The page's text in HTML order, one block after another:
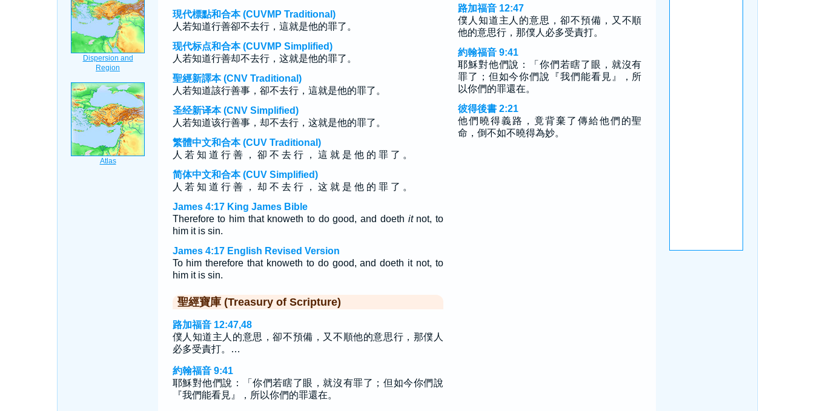
現代標點和合本 (CUVMP Traditional)
人若知道行善卻不去行，這就是他的罪了。
现代标点和合本 (CUVMP Simplified)
人若知道行善却不去行，这就是他的罪了。
聖經新譯本 (CNV Traditional)
人若知道該行善事，卻不去行，這就是他的罪了。
圣经新译本 (CNV Simplified)
人若知道该行善事，却不去行，这就是他的罪了。
繁體中文和合本 (CUV Traditional)
人 若 知 道 行 善 ， 卻 不 去 行 ， 這 就 是 他 的 罪 了 。
简体中文和合本 (CUV Simplified)
人 若 知 道 行 善 ， 却 不 去 行 ， 这 就 是 他 的 罪 了 。
James 4:17 King James Bible
Therefore to him that knoweth to do good, and doeth itnot, to
him it is sin.
James 4:17 English Revised Version
To him therefore that knoweth to do good, and doeth it not, to
him it is sin.
聖經寶庫 (Treasury of Scripture)
路加福音 12:47,48
僕人知道主人的意思，卻不預備，又不順他的意思行，那僕人
必多受責打。…
約翰福音 9:41
耶穌對他們說：「你們若瞎了眼，就沒有罪了；但如今你們說
『我們能看見』，所以你們的罪還在。
路加福音 12:47
僕人知道主人的意思，卻不預備，又不順
他的意思行，那僕人必多受責打。
約翰福音 9:41
耶穌對他們說：「你們若瞎了眼，就沒有
罪了；但如今你們說『我們能看見』，所
以你們的罪還在。
彼得後書 2:21
他們曉得義路，竟背棄了傳給他們的聖
命，倒不如不曉得為妙。